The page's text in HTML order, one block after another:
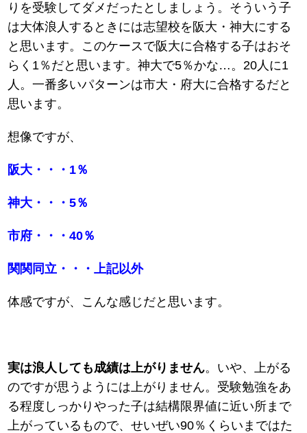
りを受験してダメだったとしましょう。そういう子
は大体浪人するときには志望校を阪大・神大にする
と思います。このケースで阪大に合格する子はおそ
らく1％だと思います。神大で5％かな…。20人に1
人。一番多いパターンは市大・府大に合格するだと
思います。
想像ですが、
阪大・・・1％
神大・・・5％
市府・・・40％
関関同立・・・上記以外
体感ですが、こんな感じだと思います。
実は浪人しても成績は上がりません。いや、上がる
のですが思うようには上がりません。受験勉強をあ
る程度しっかりやった子は結構限界値に近い所まで
上がっているもので、せいぜい90％くらいまではた